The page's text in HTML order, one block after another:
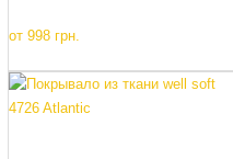
от 998 грн.